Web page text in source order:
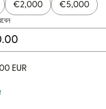
€2,000 €5,000
EUR